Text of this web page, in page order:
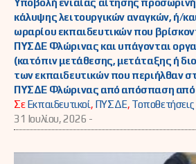
Υποβολή ενιαίας αίτησης
κάλυψης λειτουργικών αναγκών, ή/
ωραρίου εκπαιδευτικών που
ΠΥΣΔΕ Φλώρινας και υπάγονται
(κατόπιν μετάθεσης, μετάταξης ή
των εκπαιδευτικών που περιήλθαν
ΠΥΣΔΕ Φλώρινας από απόσπαση
ΣεΕκπαιδευτικοί, ΠΥΣΔΕ, Τοποθετήσεις
31 Ιουλίου, 2026 -